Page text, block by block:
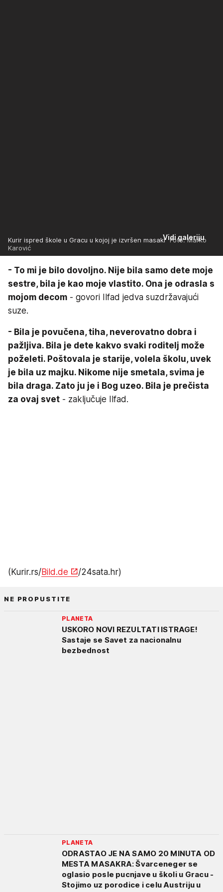
Vidi galeriju
Kurir ispred škole u Gracu u kojoj je izvršen masakrFoto: Marko
Karović
- To mi je bilo dovoljno. Nije bila samo dete moje
sestre, bila je kao moje vlastito. Ona je odrasla s
mojom decom - govori Ilfad jedva suzdržavajući
suze.
- Bila je povučena, tiha, neverovatno dobra i
pažljiva. Bila je dete kakvo svaki roditelj može
poželeti. Poštovala je starije, volela školu, uvek
je bila uz majku. Nikome nije smetala, svima je
bila draga. Zato ju je i Bog uzeo. Bila je prečista
za ovaj svet - zaključuje Ilfad.
(Kurir.rs/Bild.de /24sata.hr)
NE PROPUSTITE
PLANETA
USKORO NOVI REZULTATI ISTRAGE!
Sastaje se Savet za nacionalnu
bezbednost
PLANETA
ODRASTAO JE NA SAMO 20 MINUTA OD
MESTA MASAKRA: Švarceneger se
oglasio posle pucnjave u školi u Gracu -
Stojimo uz porodice i celu Austriju u